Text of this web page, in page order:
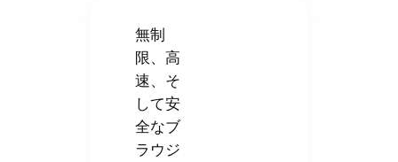
無制
限、高
速、そ
して安
全なブ
ラウジ